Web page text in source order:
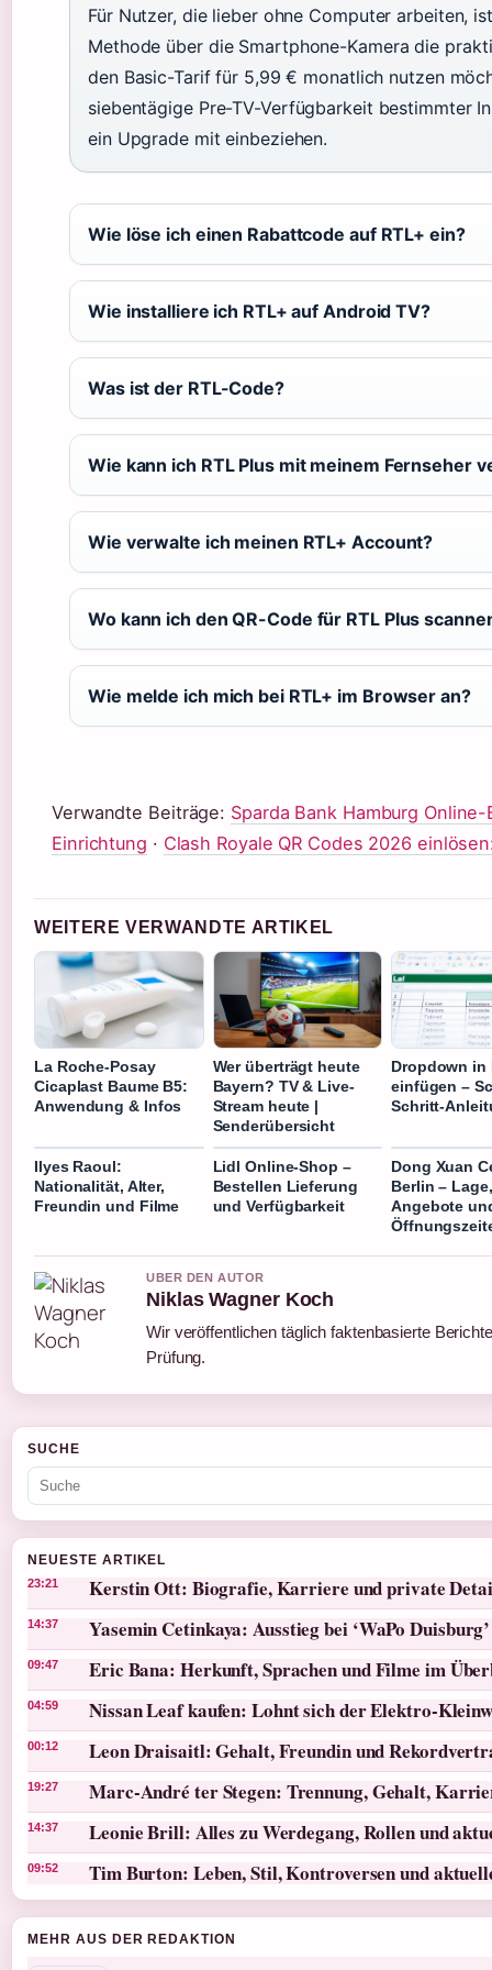
Für Nutzer, die lieber ohne Computer arbeiten,
Methode über die Smartphone-Kamera die
den Basic-Tarif für 5,99 € monatlich nutzen
siebentägige Pre-TV-Verfügbarkeit bestimmter
ein Upgrade mit einbeziehen.
Wie löse ich einen Rabattcode auf RTL+ ein?
Wie installiere ich RTL+ auf Android TV?
Was ist der RTL-Code?
Wie kann ich RTL Plus mit meinem Fernseher
Wie verwalte ich meinen RTL+ Account?
Wo kann ich den QR-Code für RTL Plus
Wie melde ich mich bei RTL+ im Browser an?
Verwandte Beiträge: Sparda Bank Hamburg
Einrichtung · Clash Royale QR Codes 2026
WEITERE VERWANDTE ARTIKEL
La Roche-Posay
Cicaplast Baume B5:
Anwendung & Infos
Wer überträgt heute
Bayern? TV & Live-
Stream heute |
Senderübersicht
Dropdown in
einfügen –
Schritt-
Ilyes Raoul:
Nationalität, Alter,
Freundin und Filme
Lidl Online-Shop –
Bestellen Lieferung
und Verfügbarkeit
Dong Xuan
Berlin – Lage,
Angebote
UBER DEN AUTOR
Niklas Wagner Koch
Wir veröffentlichen täglich faktenbasierte
Prüfung.
SUCHE
NEUESTE ARTIKEL
23:21 Kerstin Ott: Biografie, Karriere und private
14:37 Yasemin Cetinkaya: Ausstieg bei ‘WaPo
09:47 Eric Bana: Herkunft, Sprachen und Filme im
04:59 Nissan Leaf kaufen: Lohnt sich der Elektro-
00:12 Leon Draisaitl: Gehalt, Freundin und
19:27 Marc-André ter Stegen: Trennung, Gehalt,
14:37 Leonie Brill: Alles zu Werdegang, Rollen und
09:52 Tim Burton: Leben, Stil, Kontroversen und
MEHR AUS DER REDAKTION